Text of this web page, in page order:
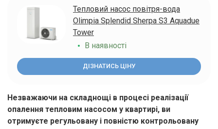
Тепловий насос повітря-вода
Olimpia Splendid Sherpa S3 Aquadue
Tower
В наявності
ДІЗНАТИСЬ ЦІНУ
Незважаючи на складнощі в процесі реалізації
опалення тепловим насосом у квартирі, ви
отримуєте регульовану і повністю контрольовану